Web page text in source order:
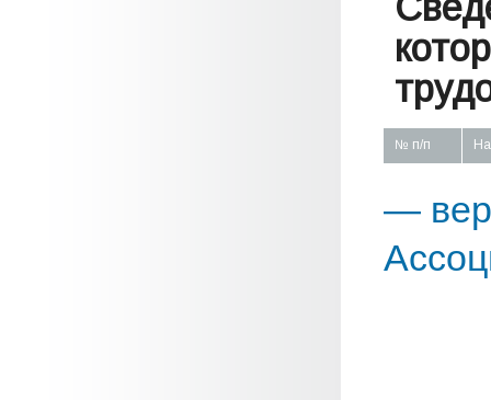
№ п/п
—